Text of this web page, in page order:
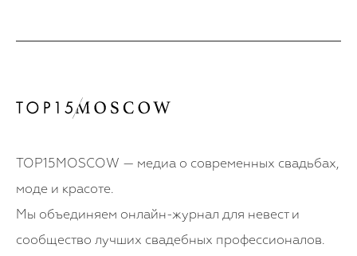
TOP15MOSCOW — медиа о современных свадьбах,
моде и красоте.
Мы объединяем онлайн-журнал для невест и
сообщество лучших свадебных профессионалов.